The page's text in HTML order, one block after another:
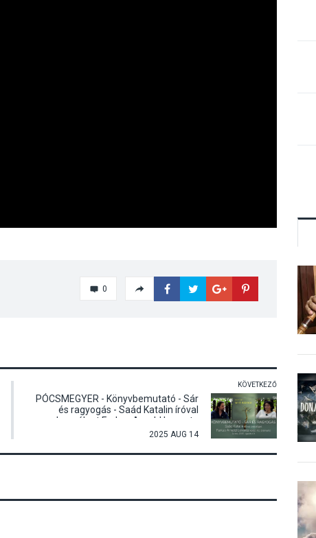
0
KÖVETKEZŐ
PÓCSMEGYER - Könyvbemutató - Sár
és ragyogás - Saád Katalin íróval
beszélget Farkas Arnold Levente
2025 AUG 14